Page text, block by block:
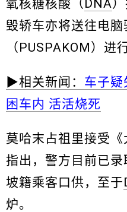
氧核糖核酸（ DNA
毁轿车亦将送往电脑
（PUSPAKOM）进
▶相关新闻： 车子疑
困车内 活活烧死
莫哈末占祖里接受
指出，警方目前已
坡籍乘客口供，至于
炉。